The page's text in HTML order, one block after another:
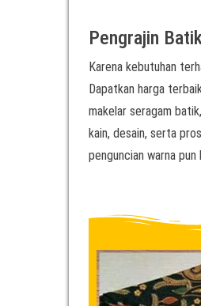
Pengrajin
Karena kebutuhan
Dapatkan harga
makelar seragam
kain, desain, serta
penguncian warna